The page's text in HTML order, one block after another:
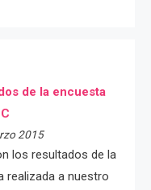
de la encuesta
2015
los resultados de la
realizada a nuestro